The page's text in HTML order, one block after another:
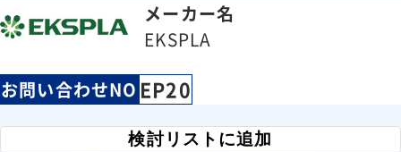
メーカー名
EKSPLA
お問い合わせNO EP20
検討リストに追加